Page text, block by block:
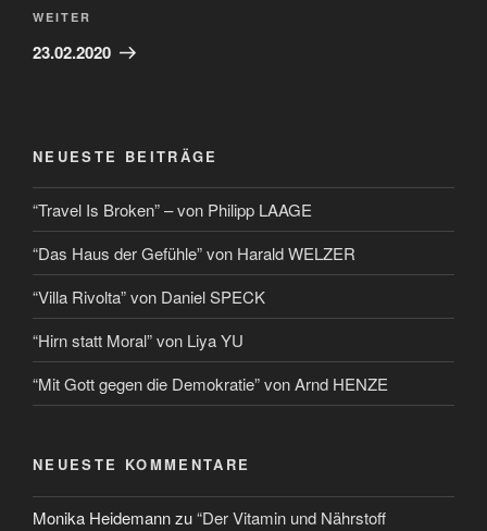
WEITER
23.02.2020
NEUESTE BEITRÄGE
“Travel Is Broken” – von Philipp LAAGE
“Das Haus der Gefühle” von Harald WELZER
“Villa Rivolta” von Daniel SPECK
“Hirn statt Moral” von Liya YU
“Mit Gott gegen die Demokratie” von Arnd HENZE
NEUESTE KOMMENTARE
Monika Heidemannzu“Der Vitamin und Nährstoff